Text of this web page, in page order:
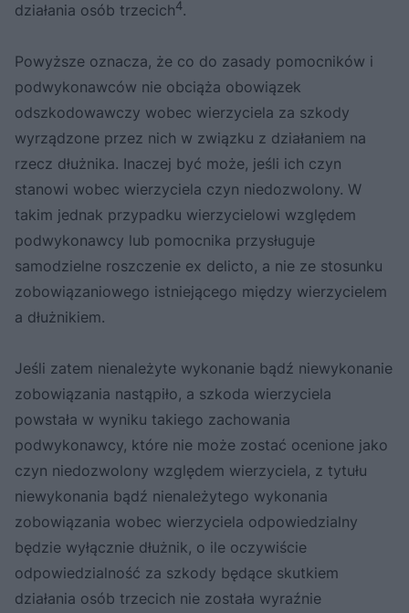
działania osób trzecich4.
Powyższe oznacza, że co do zasady pomocników i
podwykonawców nie obciąża obowiązek
odszkodowawczy wobec wierzyciela za szkody
wyrządzone przez nich w związku z działaniem na
rzecz dłużnika. Inaczej być może, jeśli ich czyn
stanowi wobec wierzyciela czyn niedozwolony. W
takim jednak przypadku wierzycielowi względem
podwykonawcy lub pomocnika przysługuje
samodzielne roszczenie ex delicto, a nie ze stosunku
zobowiązaniowego istniejącego między wierzycielem
a dłużnikiem.
Jeśli zatem nienależyte wykonanie bądź niewykonanie
zobowiązania nastąpiło, a szkoda wierzyciela
powstała w wyniku takiego zachowania
podwykonawcy, które nie może zostać ocenione jako
czyn niedozwolony względem wierzyciela, z tytułu
niewykonania bądź nienależytego wykonania
zobowiązania wobec wierzyciela odpowiedzialny
będzie wyłącznie dłużnik, o ile oczywiście
odpowiedzialność za szkody będące skutkiem
działania osób trzecich nie została wyraźnie